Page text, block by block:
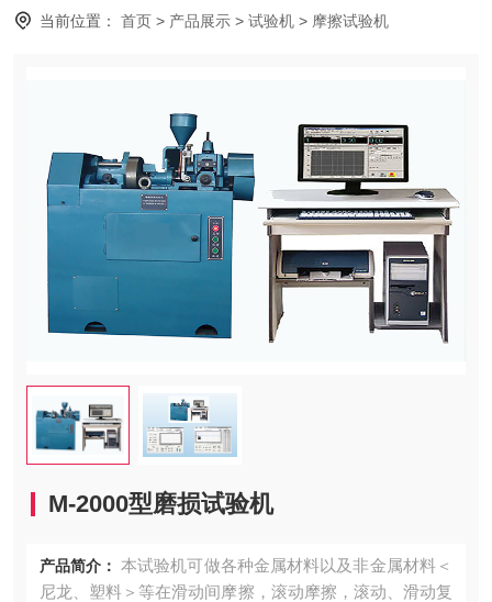
当前位置： 首页 > 产品展示 > 试验机 > 摩擦试验机
M-2000型磨损试验机
产品简介： 本试验机可做各种金属材料以及非金属材料＜
尼龙、塑料＞等在滑动间摩擦，滚动摩擦，滚动、滑动复